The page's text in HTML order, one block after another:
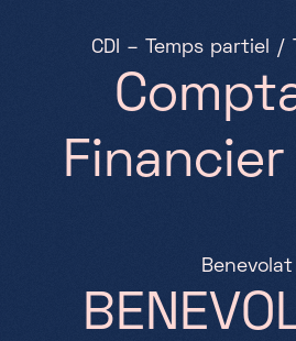
CD – emps partie /
Compt
Financier
Benevol at
B E N EVO